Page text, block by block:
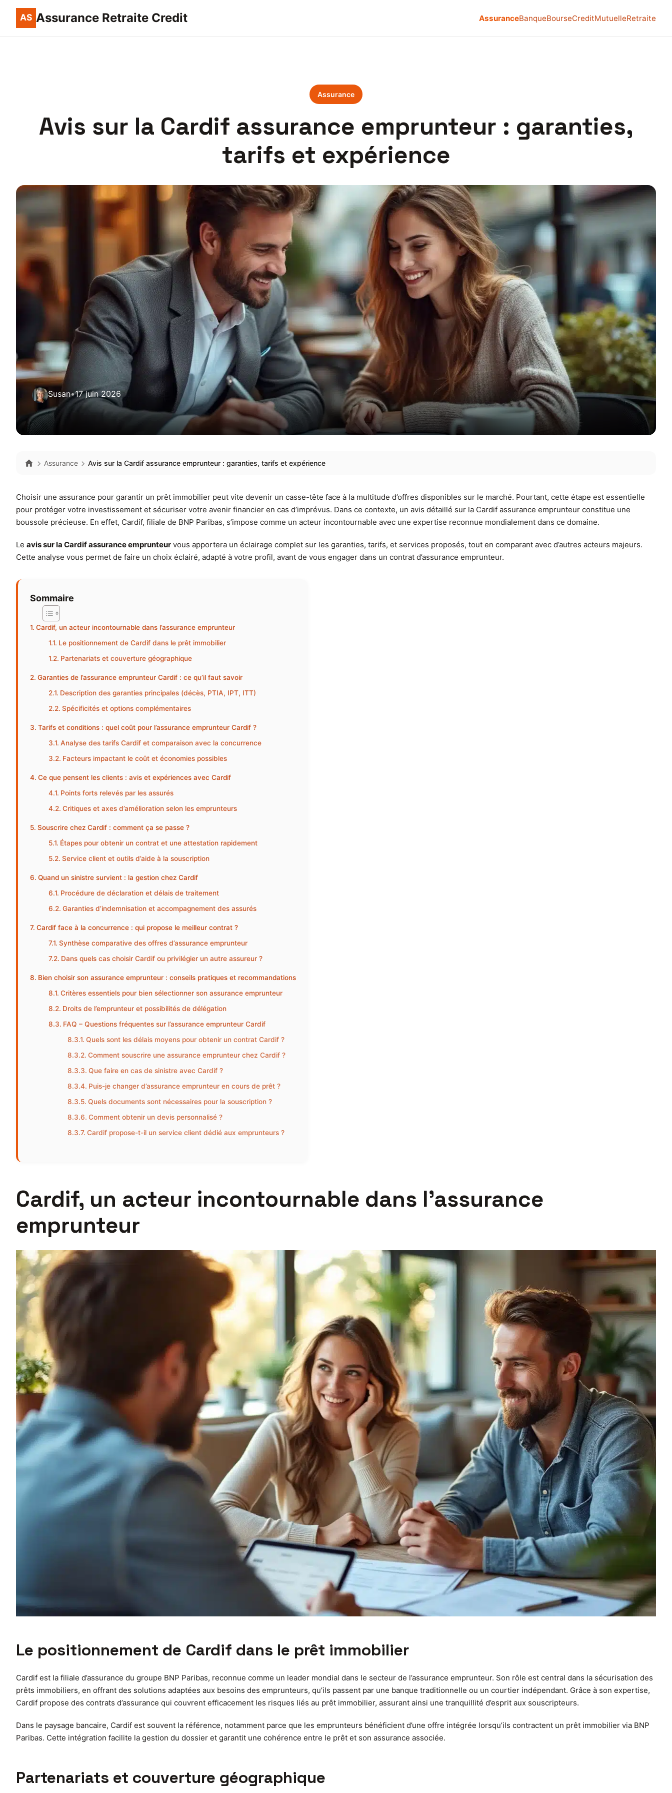
Assurance Retraite Credit AssuranceBanqueBourseCreditMutuelleRetraite
Assurance
Avis sur la Cardif assurance emprunteur : garanties,
tarifs et expérience
Susan•17 juin 2026
Assurance Avis sur la Cardif assurance emprunteur : garanties, tarifs et expérience
Choisir une assurance pour garantir un prêt immobilier peut vite devenir un casse-tête face à la multitude d’offres disponibles sur le marché. Pourtant, cette étape est essentielle
pour protéger votre investissement et sécuriser votre avenir financier en cas d’imprévus. Dans ce contexte, un avis détaillé sur la Cardif assurance emprunteur constitue une
boussole précieuse. En effet, Cardif, filiale de BNP Paribas, s’impose comme un acteur incontournable avec une expertise reconnue mondialement dans ce domaine.
Le avis sur la Cardif assurance emprunteur vous apportera un éclairage complet sur les garanties, tarifs, et services proposés, tout en comparant avec d’autres acteurs majeurs.
Cette analyse vous permet de faire un choix éclairé, adapté à votre profil, avant de vous engager dans un contrat d’assurance emprunteur.
Sommaire
Cardif, un acteur incontournable dans l’assurance emprunteur
Le positionnement de Cardif dans le prêt immobilier
Partenariats et couverture géographique
Garanties de l’assurance emprunteur Cardif : ce qu’il faut savoir
Description des garanties principales (décès, PTIA, IPT, ITT)
Spécificités et options complémentaires
Tarifs et conditions : quel coût pour l’assurance emprunteur Cardif ?
Analyse des tarifs Cardif et comparaison avec la concurrence
Facteurs impactant le coût et économies possibles
Ce que pensent les clients : avis et expériences avec Cardif
Points forts relevés par les assurés
Critiques et axes d’amélioration selon les emprunteurs
Souscrire chez Cardif : comment ça se passe ?
Étapes pour obtenir un contrat et une attestation rapidement
Service client et outils d’aide à la souscription
Quand un sinistre survient : la gestion chez Cardif
Procédure de déclaration et délais de traitement
Garanties d’indemnisation et accompagnement des assurés
Cardif face à la concurrence : qui propose le meilleur contrat ?
Synthèse comparative des offres d’assurance emprunteur
Dans quels cas choisir Cardif ou privilégier un autre assureur ?
Bien choisir son assurance emprunteur : conseils pratiques et recommandations
Critères essentiels pour bien sélectionner son assurance emprunteur
Droits de l’emprunteur et possibilités de délégation
FAQ – Questions fréquentes sur l’assurance emprunteur Cardif
Quels sont les délais moyens pour obtenir un contrat Cardif ?
Comment souscrire une assurance emprunteur chez Cardif ?
Que faire en cas de sinistre avec Cardif ?
Puis-je changer d’assurance emprunteur en cours de prêt ?
Quels documents sont nécessaires pour la souscription ?
Comment obtenir un devis personnalisé ?
Cardif propose-t-il un service client dédié aux emprunteurs ?
Cardif, un acteur incontournable dans l’assurance
emprunteur
Le positionnement de Cardif dans le prêt immobilier
Cardif est la filiale d’assurance du groupe BNP Paribas, reconnue comme un leader mondial dans le secteur de l’assurance emprunteur. Son rôle est central dans la sécurisation des
prêts immobiliers, en offrant des solutions adaptées aux besoins des emprunteurs, qu’ils passent par une banque traditionnelle ou un courtier indépendant. Grâce à son expertise,
Cardif propose des contrats d’assurance qui couvrent efficacement les risques liés au prêt immobilier, assurant ainsi une tranquillité d’esprit aux souscripteurs.
Dans le paysage bancaire, Cardif est souvent la référence, notamment parce que les emprunteurs bénéficient d’une offre intégrée lorsqu’ils contractent un prêt immobilier via BNP
Paribas. Cette intégration facilite la gestion du dossier et garantit une cohérence entre le prêt et son assurance associée.
Partenariats et couverture géographique